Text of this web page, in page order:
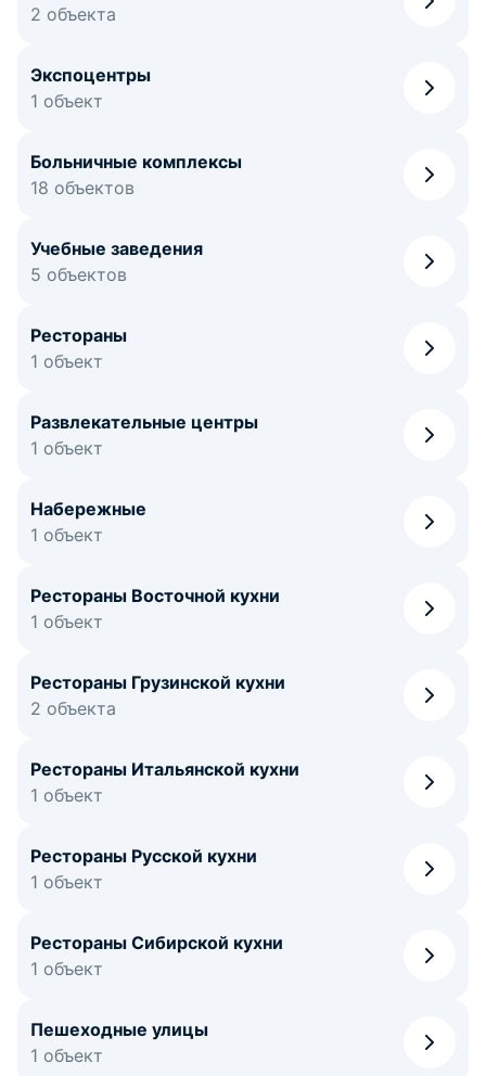
2 объекта
Экспоцентры
1 объект
Больничные комплексы
18 объектов
Учебные заведения
5 объектов
Рестораны
1 объект
Развлекательные центры
1 объект
Набережные
1 объект
Рестораны Восточной кухни
1 объект
Рестораны Грузинской кухни
2 объекта
Рестораны Итальянской кухни
1 объект
Рестораны Русской кухни
1 объект
Рестораны Сибирской кухни
1 объект
Пешеходные улицы
1 объект